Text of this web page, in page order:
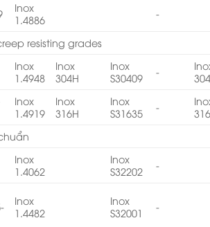
Inox
1.4886
-
resisting grades
Inox
1.4948
Inox
304H
Inox
S30409
-
Inox
1.4919
Inox
316H
Inox
S31635
-
Inox
1.4062
Inox
S32202
-
Inox
1.4482
Inox
S32001
-